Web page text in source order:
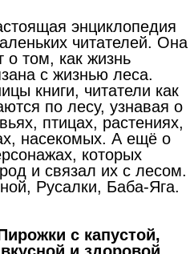
энциклопедия
читателей. Она
о том, как жизнь
с жизнью леса.
книги, читатели как
по лесу, узнавая о
птицах, растениях,
насекомых. А ещё о
которых
и связал их с лесом.
Русалки, Баба-Яга.
с капустой,